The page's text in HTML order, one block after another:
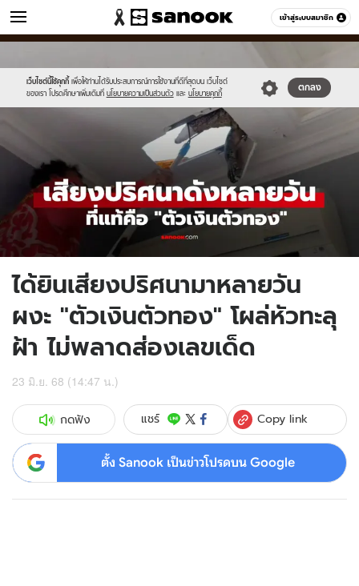
เข้าสู่ระบบสมาชิก
ข่าว หมวดอื่นๆ
เว็บไซต์นี้ใช้คุกกี้ เพื่อให้ท่านได้รับประสบการณ์การใช้งานที่ดีที่สุดบน เว็บไซต์
ของเรา โปรดศึกษาเพิ่มเติมที่ นโยบายความเป็นส่วนตัว และ นโยบายคุกกี้
ตกลง
new-
sanook.png
thumbnail1200x720_v2.jpg
ได้ยินเสียงปริศนามาหลายวัน
ผงะ "ตัวเงินตัวทอง" โผล่หัวทะลุ
ฝ้า ไม่พลาดส่องเลขเด็ด
23 มิ.ย. 68 (14:47 น.)
กดฟัง แชร์ Copy link
ตั้ง Sanook เป็นข่าวโปรดบน Google